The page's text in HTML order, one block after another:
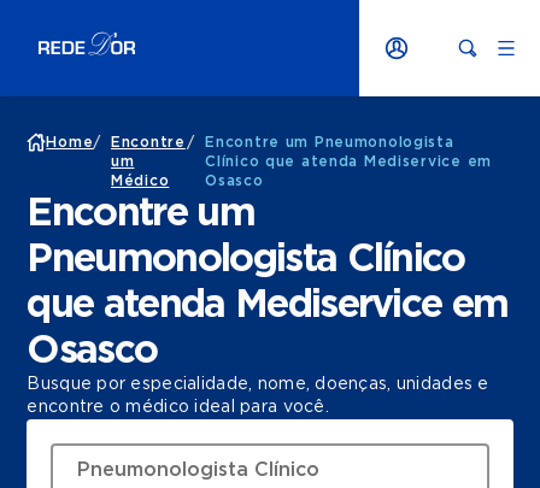
Home/
Encontre
um
Médico
/
Encontre um Pneumonologista
Clínico que atenda Mediservice em
Osasco
Encontre um
Pneumonologista Clínico
que atenda Mediservice em
Osasco
Busque por especialidade, nome, doenças, unidades e
encontre o médico ideal para você.